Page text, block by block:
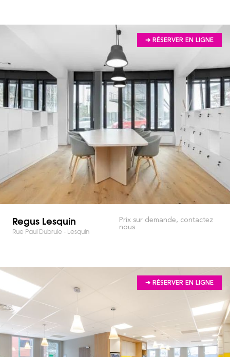
➔ RÉSERVER EN LIGNE
Regus Lesquin
Rue Paul Dubrule - Lesquin
Prix sur demande, contactez
nous
➔ RÉSERVER EN LIGNE